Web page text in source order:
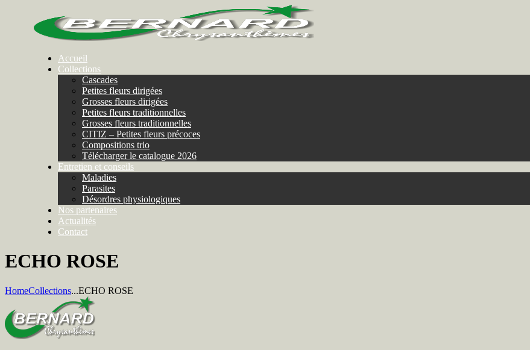
Accueil
Collections
Cascades
Petites fleurs dirigées
Grosses fleurs dirigées
Petites fleurs traditionnelles
Grosses fleurs traditionnelles
CITIZ – Petites fleurs précoces
Compositions trio
Télécharger le catalogue 2026
Entretien et conseils
Maladies
Parasites
Désordres physiologiques
Nos partenaires
Actualités
Contact
ECHO ROSE
HomeCollections...ECHO ROSE